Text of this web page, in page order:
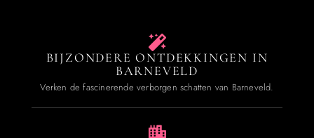
BIJZONDERE ONTDEKKINGEN IN
BARNEVELD
Verken de fascinerende verborgen schatten van Barneveld.